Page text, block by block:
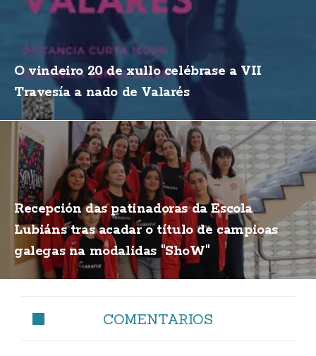
O vindeiro 20 de xullo celébrase a VII
Travesía a nado de Valarés
Recepción das patinadoras da Escola
Lubiáns tras acadar o título de campioas
galegas na modalidas "ShoW"
COMENTARIOS